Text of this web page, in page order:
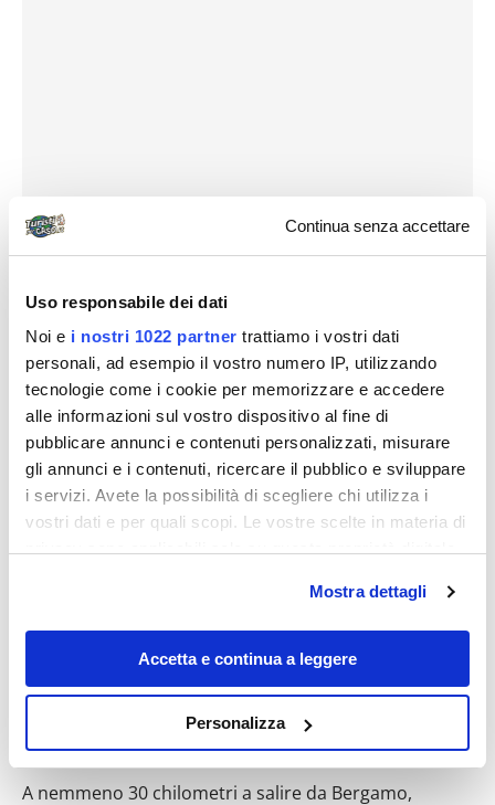
Continua senza accettare
Uso responsabile dei dati
Noi e i nostri 1022 partner trattiamo i vostri dati
personali, ad esempio il vostro numero IP, utilizzando
tecnologie come i cookie per memorizzare e accedere
alle informazioni sul vostro dispositivo al fine di
pubblicare annunci e contenuti personalizzati, misurare
gli annunci e i contenuti, ricercare il pubblico e sviluppare
i servizi. Avete la possibilità di scegliere chi utilizza i
vostri dati e per quali scopi. Le vostre scelte in materia di
modificare o revocare il proprio consenso in qualsiasi
momento dalla Dichiarazione sui cookie o facendo clic
sull'icona di attivazione della privacy.
raccogliere informazioni sulla tua posizione
geografica, con un'approssimazione di qualche
metro,
Mostra dettagli
Accetta e continua a leggere
Personalizza
Destinazioni
Una piccola Venezia alle porte di
Bergamo: qui fiumi e ponti in pietra
disegnano un incredibile paesaggio
A nemmeno 30 chilometri a salire da Bergamo,